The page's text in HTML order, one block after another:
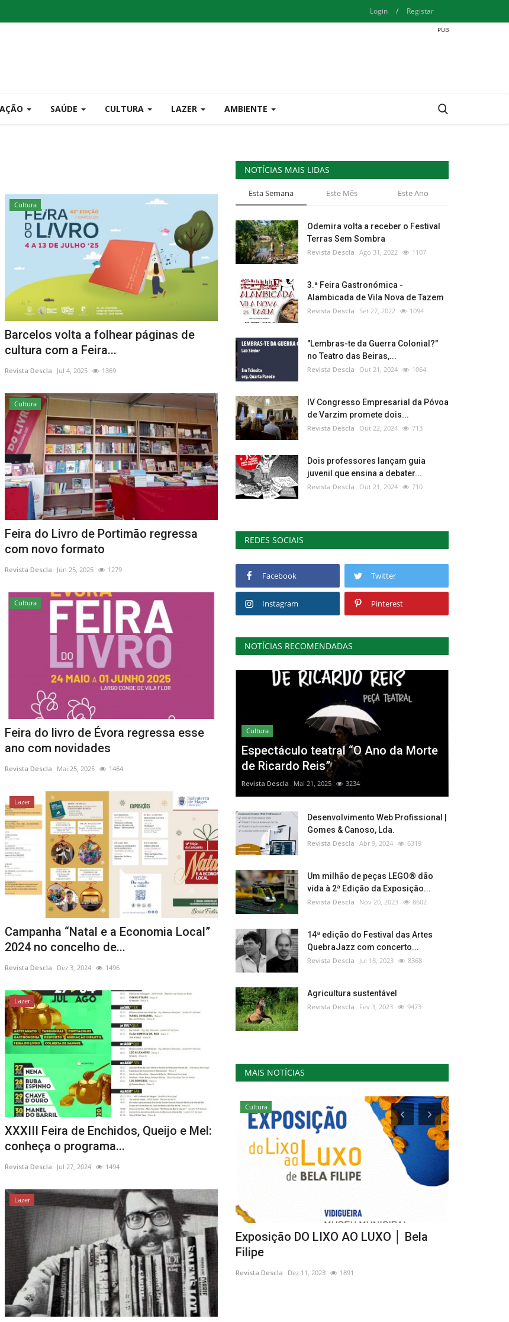
Login / Registar
SAÚDE CULTURA LAZER AMBIENTE
Cultura
Barcelos volta a folhear páginas de
cultura com a Feira...
Revista Descla Jul 4, 2025 1369
Cultura
Feira do Livro de Portimão regressa
com novo formato
Revista Descla Jun 25, 2025 1279
Cultura
Feira do livro de Évora regressa esse
ano com novidades
Revista Descla Mai 25, 2025 1464
Lazer
Campanha “Natal e a Economia Local”
2024 no concelho de...
Revista Descla Dez 3, 2024 1496
Lazer
XXXIII Feira de Enchidos, Queijo e Mel:
conheça o programa...
Revista Descla Jul 27, 2024 1494
Lazer
NOTÍCIAS MAIS LIDAS
Esta Semana Este Mês Este Ano
Odemira volta a receber o Festival
Terras Sem Sombra
Revista Descla Ago 31, 2022 1107
3.ª Feira Gastronómica -
Alambicada de Vila Nova de Tazem
Revista Descla Set 27, 2022 1094
"Lembras-te da Guerra Colonial?"
no Teatro das Beiras,...
Revista Descla Out 21, 2024 1064
IV Congresso Empresarial da Póvoa
de Varzim promete dois...
Revista Descla Out 22, 2024 713
Dois professores lançam guia
juvenil que ensina a debater...
Revista Descla Out 21, 2024 710
REDES SOCIAIS
Facebook Twitter
Instagram Pinterest
NOTÍCIAS RECOMENDADAS
Cultura
Espectáculo teatral “O Ano da Morte
de Ricardo Reis”
Revista Descla Mai 21, 2025 3234
Desenvolvimento Web Profissional |
Gomes & Canoso, Lda.
Revista Descla Abr 9, 2024 6319
Um milhão de peças LEGO® dão
vida à 2ª Edição da Exposição...
Revista Descla Nov 20, 2023 8602
14ª edição do Festival das Artes
QuebraJazz com concerto...
Revista Descla Jul 18, 2023 8368
Agricultura sustentável
Revista Descla Fev 3, 2023 9473
MAIS NOTÍCIAS
a
Cultura
Primeira criação do ColecTA –
Colectivo Teatral do Algarve...
Revista Descla Out 11, 2023 1885
Cultura
Exposição DO LIXO AO LUXO │ Bela
Filipe
Revista Descla Dez 11, 2023 1891